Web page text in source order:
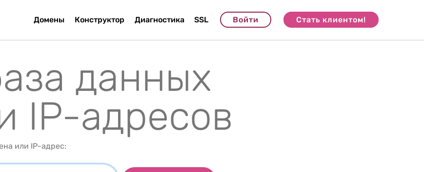
Домены Конструктор Диагностика SSL Войти Стать клиентом!
данных
IP-адресов
или IP-адрес: